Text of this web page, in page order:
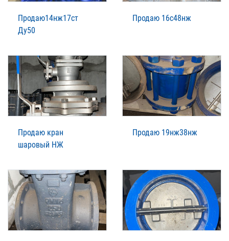
Продаю14нж17ст
Ду50
Продаю 16с48нж
Продаю кран
шаровый НЖ
Продаю 19нж38нж